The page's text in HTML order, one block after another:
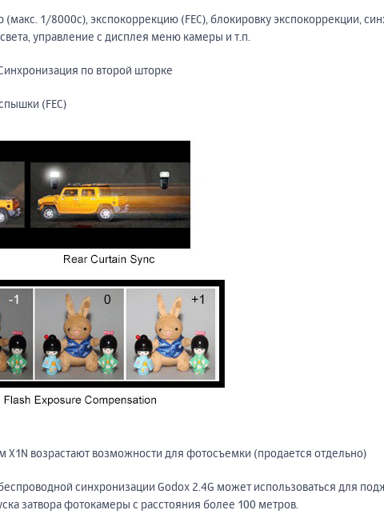
1/8000с), экспокоррекцию (FEC), блокировку экспокоррекции,
управление с дисплея меню камеры и т.п.
по второй шторке
(FEC)
X1N возрастают возможности для фотосъемки (продается отдельно)
синхронизации Godox 2.4G может использоваться для
затвора фотокамеры с расстояния более 100 метров.